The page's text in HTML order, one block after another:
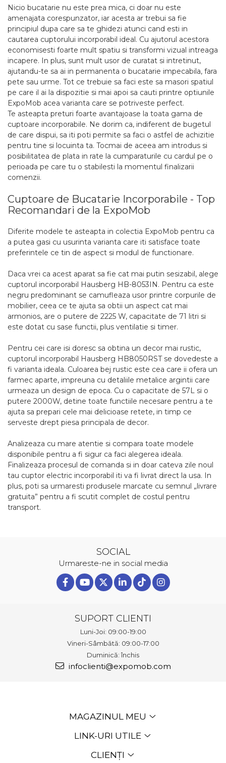
Nicio bucatarie nu este prea mica, ci doar nu este
amenajata corespunzator, iar acesta ar trebui sa fie
principiul dupa care sa te ghidezi atunci cand esti in
cautarea cuptorului incorporabil ideal. Cu ajutorul acestora
economisesti foarte mult spatiu si transformi vizual intreaga
incapere. In plus, sunt mult usor de curatat si intretinut,
ajutandu-te sa ai in permanenta o bucatarie impecabila, fara
pete sau urme. Tot ce trebuie sa faci este sa masori spatiul
pe care il ai la dispozitie si mai apoi sa cauti printre optiunile
ExpoMob acea varianta care se potriveste perfect.
Te asteapta preturi foarte avantajoase la toata gama de
cuptoare incorporabile. Ne dorim ca, indiferent de bugetul
de care dispui, sa iti poti permite sa faci o astfel de achizitie
pentru tine si locuinta ta. Tocmai de aceea am introdus si
posibilitatea de plata in rate la cumparaturile cu cardul pe o
perioada pe care tu o stabilesti la momentul finalizarii
comenzii.
Cuptoare de Bucatarie Incorporabile - Top
Recomandari de la ExpoMob
Diferite modele te asteapta in colectia ExpoMob pentru ca
a putea gasi cu usurinta varianta care iti satisface toate
preferintele ce tin de aspect si modul de functionare.
Daca vrei ca acest aparat sa fie cat mai putin sesizabil, alege
cuptorul incorporabil Hausberg HB-8053IN. Pentru ca este
negru predominant se camufleaza usor printre corpurile de
mobilier, ceea ce te ajuta sa obtii un aspect cat mai
armonios, are o putere de 2225 W, capacitate de 71 litri si
este dotat cu sase functii, plus ventilatie si timer.
Pentru cei care isi doresc sa obtina un decor mai rustic,
cuptorul incorporabil Hausberg HB8050RST se dovedeste a
fi varianta ideala. Culoarea bej rustic este cea care ii ofera un
farmec aparte, impreuna cu detaliile metalice argintii care
urmeaza un design de epoca. Cu o capacitate de 57L si o
putere 2000W, detine toate functiile necesare pentru a te
ajuta sa prepari cele mai delicioase retete, in timp ce
serveste drept piesa principala de decor.
Analizeaza cu mare atentie si compara toate modele
disponibile pentru a fi sigur ca faci alegerea ideala.
Finalizeaza procesul de comanda si in doar cateva zile noul
tau cuptor electric incorporabil iti va fi livrat direct la usa. In
plus, poti sa urmaresti produsele marcate cu semnul „livrare
gratuita” pentru a fi scutit complet de costul pentru
transport.
SOCIAL
Urmareste-ne in social media
SUPORT CLIENTI
Luni-Joi: 09:00-19:00
Vineri-Sâmbătă: 09:00-17:00
Duminică: închis
infoclienti@expomob.com
MAGAZINUL MEU
LINK-URI UTILE
CLIENȚI